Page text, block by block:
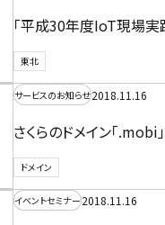
「平成30年度IoT現場実
東北
サービスのお知らせ2018.11.16
さくらのドメイン「
ドメイン
イベントセミナー2018.11.16